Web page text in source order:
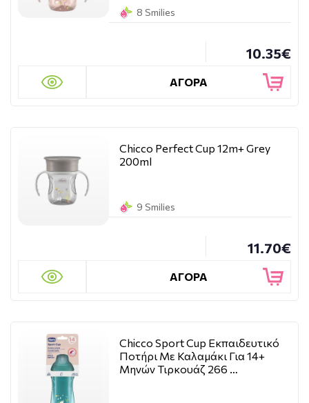
8 Smilies
10.35€
ΑΓΟΡΑ
Chicco Perfect Cup 12m+ Grey
200ml
9 Smilies
11.70€
ΑΓΟΡΑ
Chicco Sport Cup Εκπαιδευτικό
Ποτήρι Με Καλαμάκι Για 14+
Μηνών Τιρκουάζ 266 …